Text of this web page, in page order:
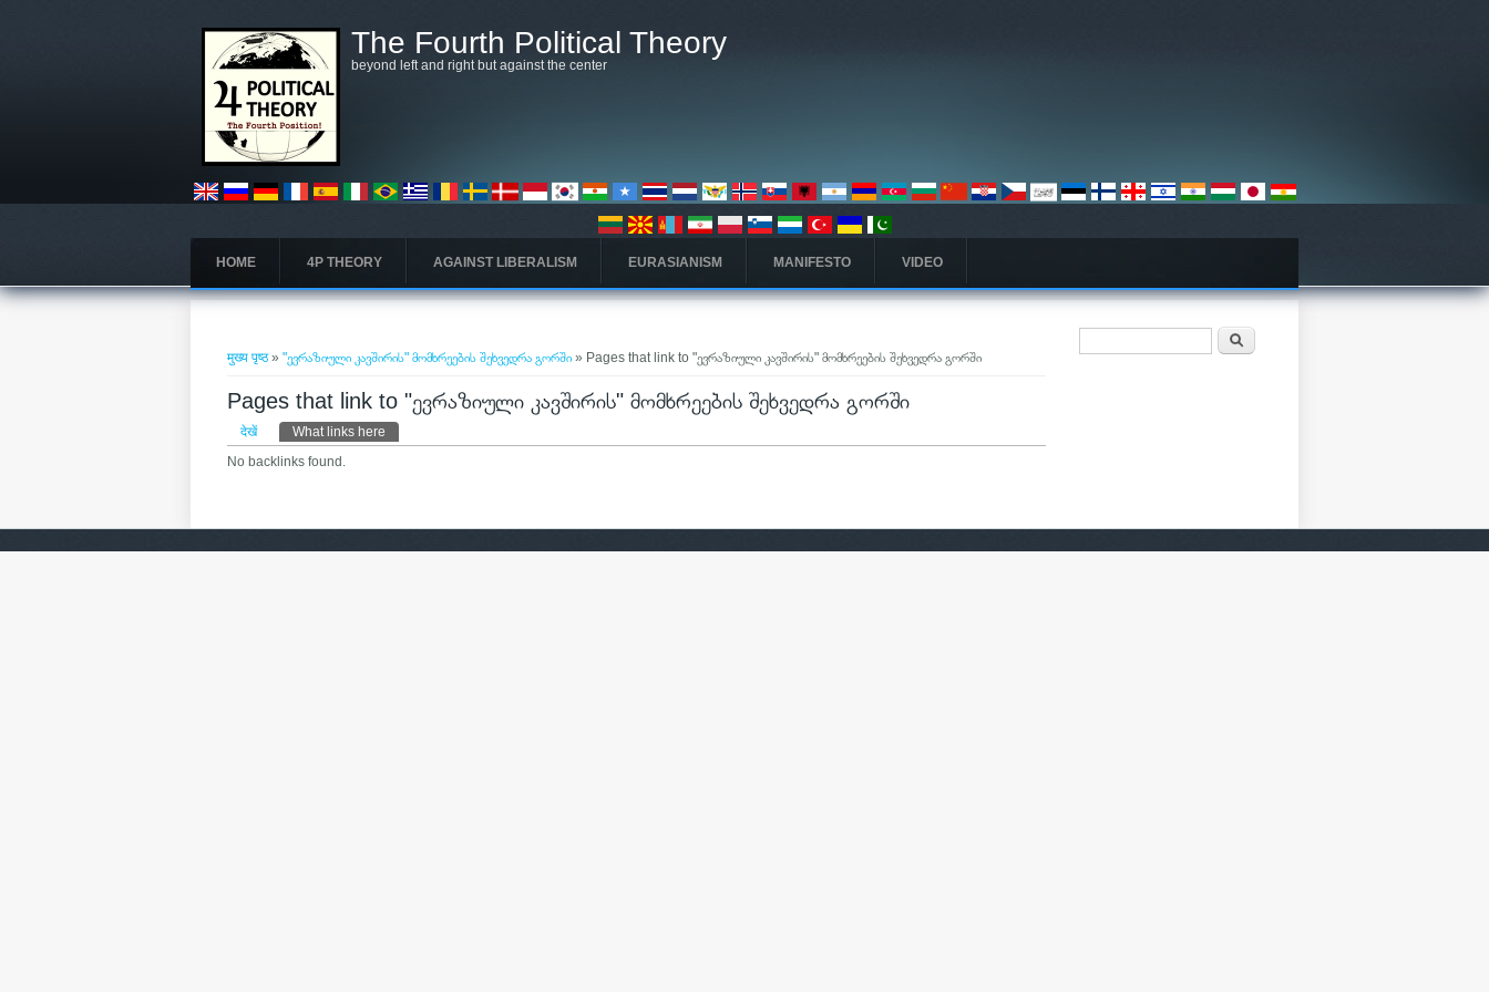
The Fourth Political Theory
beyond left and right but against the center
HOME 4P THEORY AGAINST LIBERALISM EURASIANISM MANIFESTO VIDEO
मुख्य पृष्ठ»"ევრაზიული კავშირის" მომხრეების შეხვედრა გორში » Pages that link to "ევრაზიული კავშირის" მომხრეების შეხვედრა გორში
Pages that link to "ევრაზიული კავშირის" მომხრეების შეხვედრა გორში
प्राथमिक टैब्स
देखें What links here
No backlinks found.